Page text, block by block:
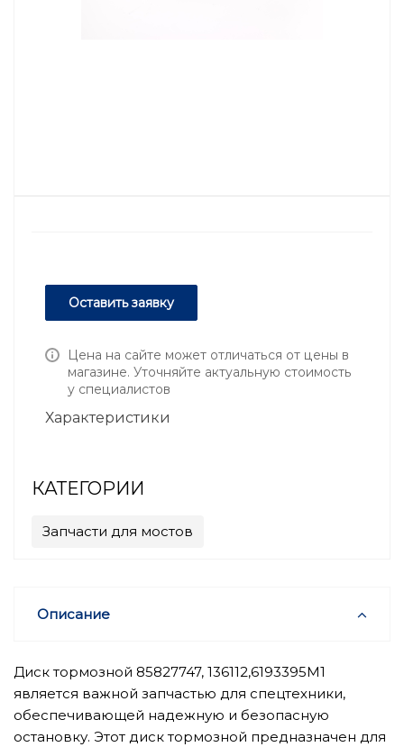
Оставить заявку
Цена на сайте может отличаться от цены в
магазине. Уточняйте актуальную стоимость
у специалистов
Характеристики
КАТЕГОРИИ
Запчасти для мостов
Описание
Диск тормозной 85827747, 136112,6193395M1
является важной запчастью для спецтехники,
обеспечивающей надежную и безопасную
остановку. Этот диск тормозной предназначен для